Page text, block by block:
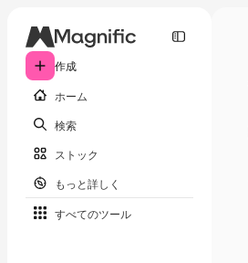
作成
ホーム
検索
ストック
もっと詳しく
すべてのツール